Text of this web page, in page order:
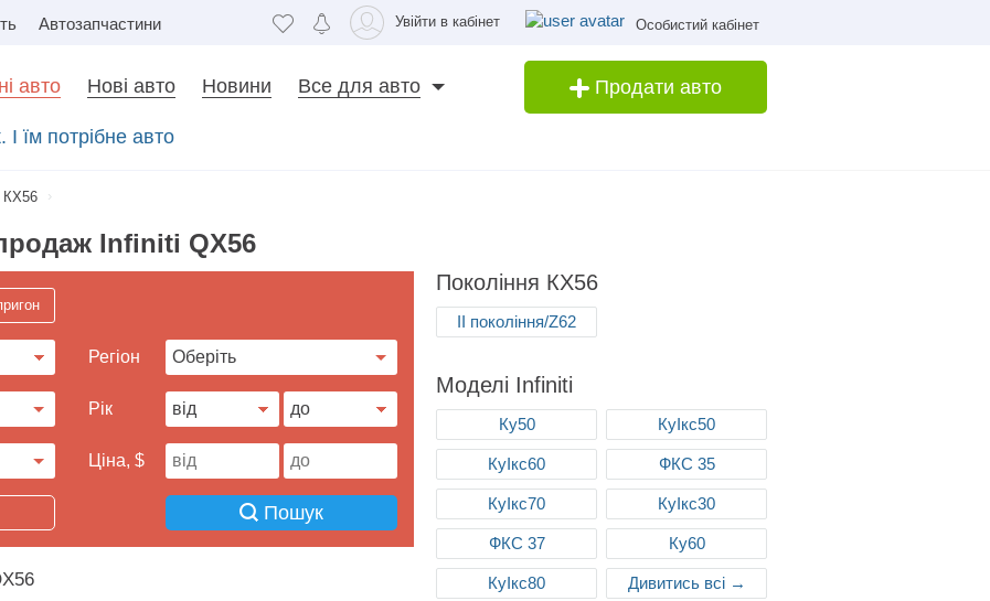
Увійти в кабінет Особистий кабінет
Автозапчастини
Продати авто
авто Нові авто Новини Все для авто
їм потрібне авто
КХ56
Infiniti QX56
Регіон
Рік
Ціна, $
Пошук
Покоління КХ56
II покоління/Z62
Моделі Infiniti
Ку50 КуІкс50
КуІкс60 ФКС 35
КуІкс70 КуІкс30
ФКС 37 Ку60
КуІкс80 Дивитись всі →